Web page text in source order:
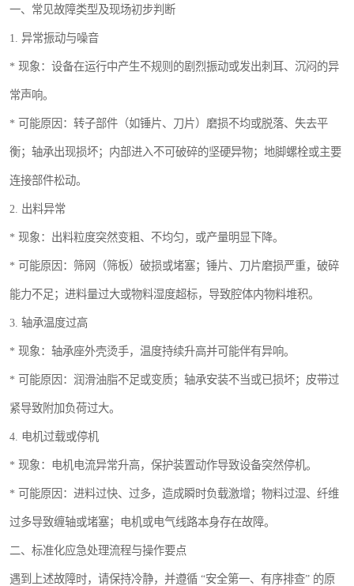
一、常见故障类型及现场初步判断
1. 异常振动与噪音
* 现象：设备在运行中产生不规则的剧烈振动或发出刺耳、沉闷的异
常声响。
* 可能原因：转子部件（如锤片、刀片）磨损不均或脱落、失去平
衡；轴承出现损坏；内部进入不可破碎的坚硬异物；地脚螺栓或主要
连接部件松动。
2. 出料异常
* 现象：出料粒度突然变粗、不均匀，或产量明显下降。
* 可能原因：筛网（筛板）破损或堵塞；锤片、刀片磨损严重，破碎
能力不足；进料量过大或物料湿度超标，导致腔体内物料堆积。
3. 轴承温度过高
* 现象：轴承座外壳烫手，温度持续升高并可能伴有异响。
* 可能原因：润滑油脂不足或变质；轴承安装不当或已损坏；皮带过
紧导致附加负荷过大。
4. 电机过载或停机
* 现象：电机电流异常升高，保护装置动作导致设备突然停机。
* 可能原因：进料过快、过多，造成瞬时负载激增；物料过湿、纤维
过多导致缠轴或堵塞；电机或电气线路本身存在故障。
二、标准化应急处理流程与操作要点
遇到上述故障时，请保持冷静，并遵循 “安全第一、有序排查” 的原